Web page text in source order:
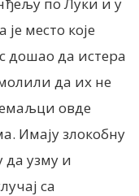
место које
дошао да истера
да их не
овде
Имају злокобну
да узму и
са